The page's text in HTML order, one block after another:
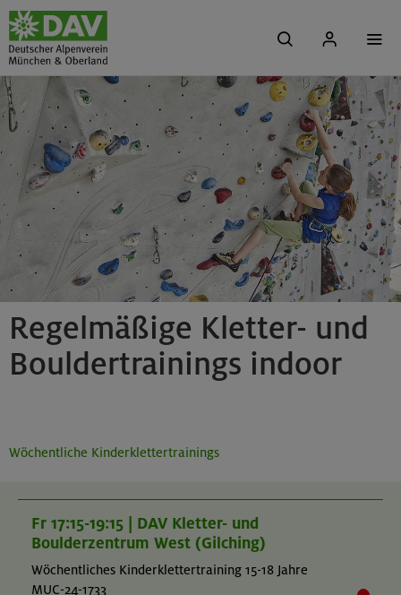
Regelmäßige Kletter- und
Bouldertrainings indoor
Wöchentliche Kinderklettertrainings
Fr 17:15-19:15 | DAV Kletter- und
Boulderzentrum West (Gilching)
Wöchentliches Kinderklettertraining 15-18 Jahre
MUC-24-1733